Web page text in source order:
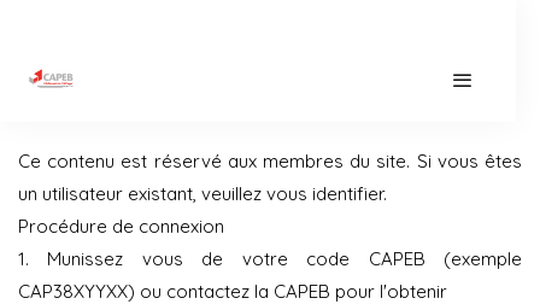
Ce contenu est réservé aux membres du site. Si vous êtes
un utilisateur existant, veuillez vous identifier.
Procédure de connexion
1. Munissez vous de votre code CAPEB (exemple
CAP38XYYXX) ou contactez la CAPEB pour l'obtenir